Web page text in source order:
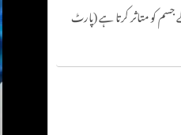
کو متاثر کرتا ہے (پارٹ